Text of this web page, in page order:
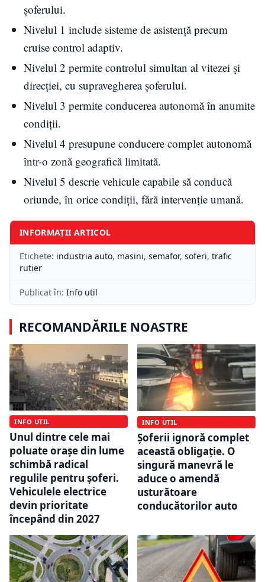
șoferului.
Nivelul 1 include sisteme de asistență precum
cruise control adaptiv.
Nivelul 2 permite controlul simultan al vitezei și
direcției, cu supravegherea șoferului.
Nivelul 3 permite conducerea autonomă în anumite
condiții.
Nivelul 4 presupune conducere complet autonomă
într-o zonă geografică limitată.
Nivelul 5 descrie vehicule capabile să conducă
oriunde, în orice condiții, fără intervenție umană.
INFORMAȚII ARTICOL
Etichete: industria auto, masini, semafor, soferi, trafic
rutier
Publicat în: Info util
RECOMANDĂRILE NOASTRE
INFO UTIL
Unul dintre cele mai
poluate orașe din lume
schimbă radical
regulile pentru șoferi.
Vehiculele electrice
devin prioritate
începând din 2027
INFO UTIL
Șoferii ignoră complet
această obligație. O
singură manevră le
aduce o amendă
usturătoare
conducătorilor auto